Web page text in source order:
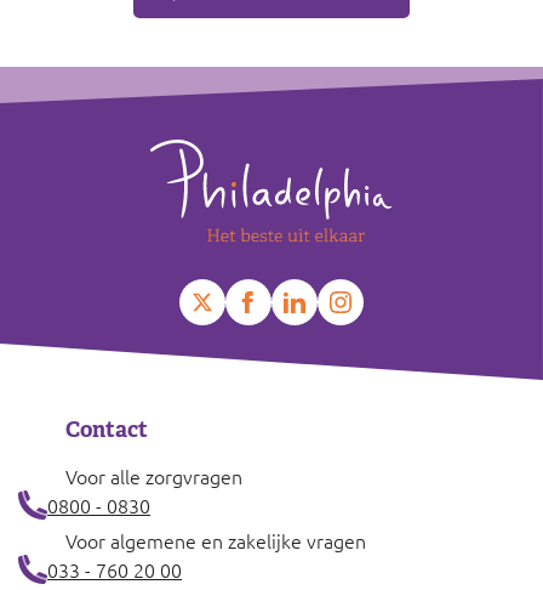
Contact
Voor alle zorgvragen
0800 - 0830
Voor algemene en zakelijke vragen
033 - 760 20 00